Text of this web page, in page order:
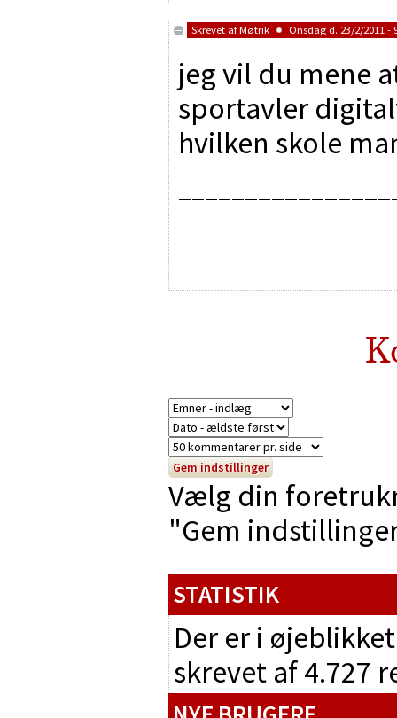
Skrevet afMøtrik Onsdag d. 23/2/2011 -
jeg vil du mene
sportavler
hvilken skole
Vælg din
"Gem
STATISTIK
Der er i
skrevet af 4.727